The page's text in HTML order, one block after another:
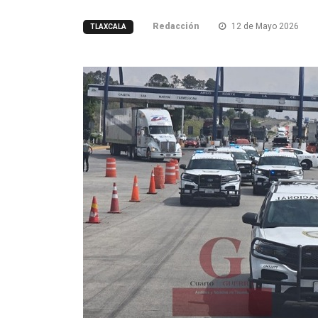
TLAXCALA Redacción 12 de Mayo 2026